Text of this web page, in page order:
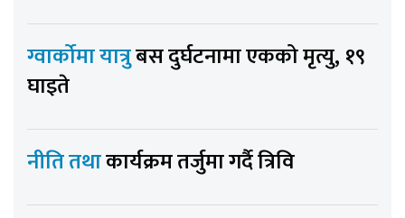
ग्वार्कोमा यात्रुबस दुर्घटनामा एकको मृत्यु, १९
घाइते
नीति तथाकार्यक्रम तर्जुमा गर्दै त्रिवि